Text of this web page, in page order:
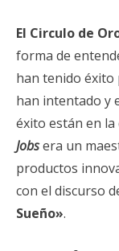
El Circulo de
forma de
han tenido éxito
han intentado y
éxito están en la
Jobsera un
productos
con el discurso
Sueño».